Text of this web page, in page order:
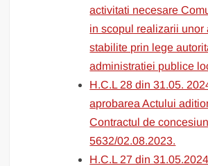
activitati necesare
in scopul realizarii unor
stabilite prin lege
administratiei publice
H.C.L 28 din 31.05.
aprobarea Actului
Contractul de
5632/02.08.2023.
H.C.L 27 din